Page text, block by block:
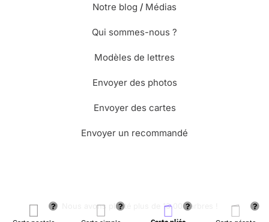
Notre blog / Médias
Qui sommes-nous ?
Modèles de lettres
Envoyer des photos
Envoyer des cartes
Envoyer un recommandé
🌳 Nous avons planté plus de 13.000 arbres !